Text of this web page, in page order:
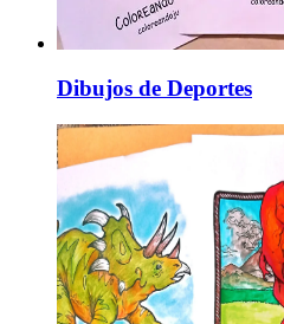
Dibujos de Deportes